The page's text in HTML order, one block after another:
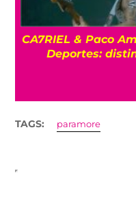
CA7RIEL & Paco
Deportes:
TAGS: paramore